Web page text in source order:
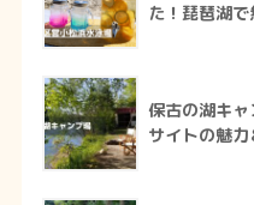
た！琵琶湖
保古の湖キ
サイトの魅